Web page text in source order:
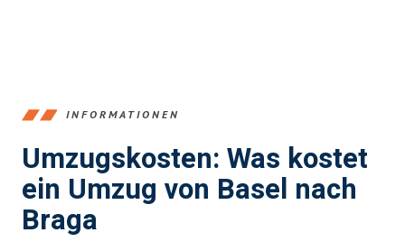
INFORMATIONEN
Umzugskosten: Was kostet
ein Umzug von Basel nach
Braga